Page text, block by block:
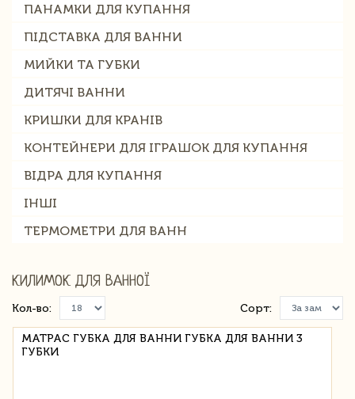
ПАНАМКИ ДЛЯ КУПАННЯ
ПІДСТАВКА ДЛЯ ВАННИ
МИЙКИ ТА ГУБКИ
ДИТЯЧІ ВАННИ
КРИШКИ ДЛЯ КРАНІВ
КОНТЕЙНЕРИ ДЛЯ ІГРАШОК ДЛЯ КУПАННЯ
ВІДРА ДЛЯ КУПАННЯ
ІНШІ
ТЕРМОМЕТРИ ДЛЯ ВАНН
КИЛИМОК ДЛЯ ВАННОЇ
Кол-во: Сорт:
МАТРАС ГУБКА ДЛЯ ВАННИ ГУБКА ДЛЯ ВАННИ 3
ГУБКИ